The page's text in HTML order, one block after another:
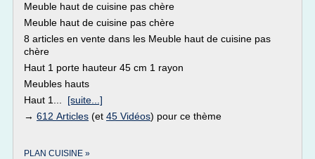
Meuble haut de cuisine pas chère
Meuble haut de cuisine pas chère
8 articles en vente dans les Meuble haut de cuisine pas
chère
Haut 1 porte hauteur 45 cm 1 rayon
Meubles hauts
Haut 1... [suite...]
→ 612 Articles (et 45 Vidéos) pour ce thème
PLAN CUISINE »